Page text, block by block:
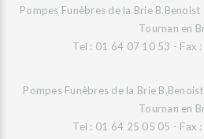
Pompes Funèbres de la Brie
Tournan en
Tel : 01 64 07 10 53 - Fax
Pompes Funèbres de la Brie
Tournan en
Tel : 01 64 25 05 05 - Fax